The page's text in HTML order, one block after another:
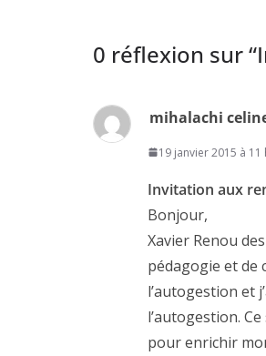
0 réflexion sur “
mihalachi
19 janvier 2015 à 11
Invitation aux
Bonjour,
Xavier Renou
pédagogie et de
l’autogestion et
l’autogestion.
pour enrichir